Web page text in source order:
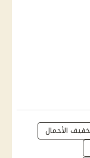
الأحمال